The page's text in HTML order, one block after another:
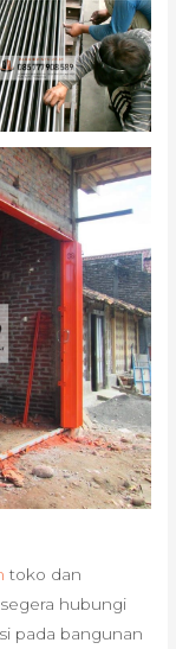
toko dan
hubungi
pada bangunan